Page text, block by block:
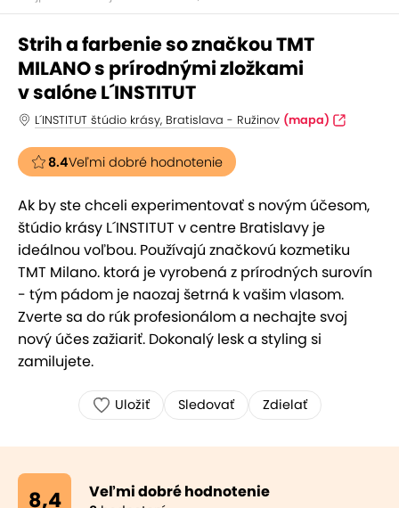
Strih a farbenie so značkou TMT
MILANO s prírodnými zložkami
v salóne L´INSTITUT
L´INSTITUT štúdio krásy, Bratislava - Ružinov (mapa)
8.4Veľmi dobré hodnotenie
Ak by ste chceli experimentovať s novým účesom,
štúdio krásy L´INSTITUT v centre Bratislavy je
ideálnou voľbou. Používajú značkovú kozmetiku
TMT Milano. ktorá je vyrobená z prírodných surovín
- tým pádom je naozaj šetrná k vašim vlasom.
Zverte sa do rúk profesionálom a nechajte svoj
nový účes zažiariť. Dokonalý lesk a styling si
zamilujete.
Uložiť Sledovať Zdielať
8,4 Veľmi dobré hodnotenie